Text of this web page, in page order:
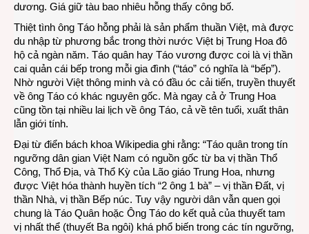
dương. Giá giữ tàu bao nhiêu hỗng thấy công bố.
Thiệt tình ông Táo hỗng phải là sản phẩm thuần Việt, mà được
du nhập từ phương bắc trong thời nước Việt bị Trung Hoa đô
hộ cả ngàn năm. Táo quân hay Táo vương được coi là vị thần
cai quản cái bếp trong mỗi gia đình (“táo” có nghĩa là “bếp”).
Nhờ người Việt thông minh và có đầu óc cải tiến, truyền thuyết
về ông Táo có khác nguyên gốc. Mà ngay cả ở Trung Hoa
cũng tồn tại nhiều lai lịch về ông Táo, cả về tên tuổi, xuất thân
lẫn giới tính.
Đại từ điển bách khoa Wikipedia ghi rằng: “Táo quân trong tín
ngưỡng dân gian Việt Nam có nguồn gốc từ ba vị thần Thổ
Công, Thổ Địa, và Thổ Kỳ của Lão giáo Trung Hoa, nhưng
được Việt hóa thành huyền tích “2 ông 1 bà” – vị thần Đất, vị
thần Nhà, vị thần Bếp núc. Tuy vậy người dân vẫn quen gọi
chung là Táo Quân hoặc Ông Táo do kết quả của thuyết tam
vị nhất thể (thuyết Ba ngôi) khá phổ biến trong các tín ngưỡng,